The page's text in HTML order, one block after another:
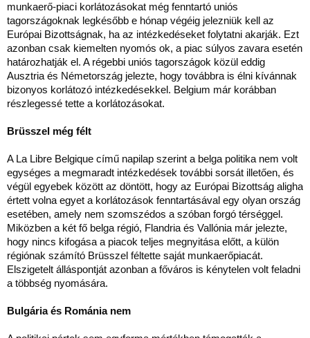
munkaerő-piaci korlátozásokat még fenntartó uniós
tagországoknak legkésőbb e hónap végéig jelezniük kell az
Európai Bizottságnak, ha az intézkedéseket folytatni akarják. Ezt
azonban csak kiemelten nyomós ok, a piac súlyos zavara esetén
határozhatják el. A régebbi uniós tagországok közül eddig
Ausztria és Németország jelezte, hogy továbbra is élni kívánnak
bizonyos korlátozó intézkedésekkel. Belgium már korábban
részlegessé tette a korlátozásokat.
Brüsszel még félt
A La Libre Belgique című napilap szerint a belga politika nem volt
egységes a megmaradt intézkedések további sorsát illetően, és
végül egyebek között az döntött, hogy az Európai Bizottság aligha
értett volna egyet a korlátozások fenntartásával egy olyan ország
esetében, amely nem szomszédos a szóban forgó térséggel.
Miközben a két fő belga régió, Flandria és Vallónia már jelezte,
hogy nincs kifogása a piacok teljes megnyitása előtt, a külön
régiónak számító Brüsszel féltette saját munkaerőpiacát.
Elszigetelt álláspontját azonban a főváros is kénytelen volt feladni
a többség nyomására.
Bulgária és Románia nem